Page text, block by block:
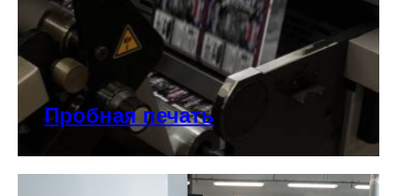
Пробная печать